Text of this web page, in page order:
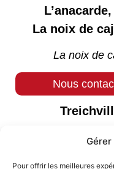
Pour offrir les meilleures
La noix de
La noix de
Nous
06